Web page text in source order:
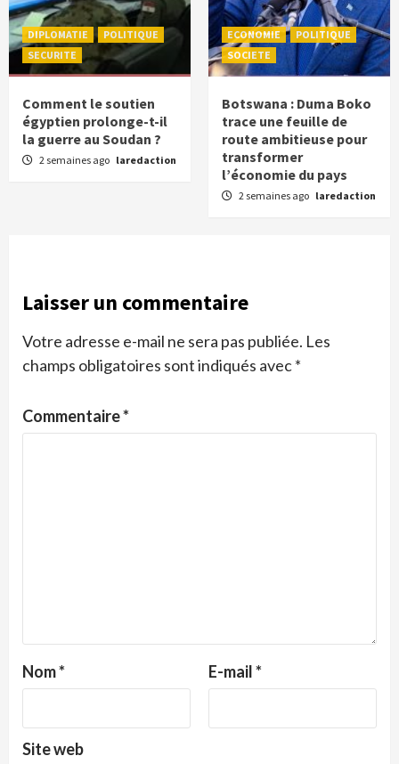
DIPLOMATIE
POLITIQUE
SECURITE
Comment le soutien
égyptien prolonge-t-il
la guerre au Soudan ?
2 semaines ago laredaction
ECONOMIE
POLITIQUE
SOCIETE
Botswana : Duma Boko
trace une feuille de
route ambitieuse pour
transformer
l’économie du pays
2 semaines ago laredaction
Laisser un commentaire
Votre adresse e-mail ne sera pas publiée. Les
champs obligatoires sont indiqués avec*
Commentaire*
Nom* E-mail*
Site web